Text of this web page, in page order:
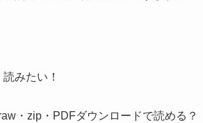
みたい！
・zip・PDFダウンロードで読める？